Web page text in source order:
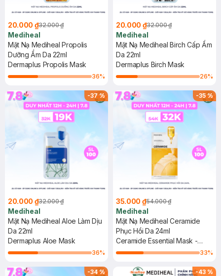
20.000 ₫32.000 ₫
Mediheal
Mặt Nạ Mediheal Propolis
Dưỡng Ẩm Da 22ml
Dermaplus Propolis Mask
36%
20.000 ₫32.000 ₫
Mediheal
Mặt Nạ Mediheal Birch Cấp Ẩm
Da 22ml
Dermaplus Birch Mask
26%
-37%
20.000 ₫32.000 ₫
Mediheal
Mặt Nạ Mediheal Aloe Làm Dịu
Da 22ml
Dermaplus Aloe Mask
36%
-35%
35.000 ₫54.000 ₫
Mediheal
Mặt Nạ Mediheal Ceramide
Phục Hồi Da 24ml
Ceramide Essential Mask -
Moisture Barrier
33%
-34% -43 %